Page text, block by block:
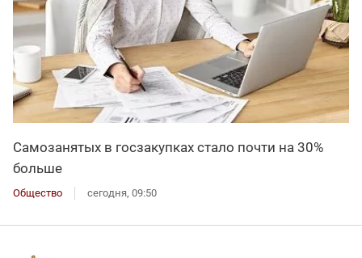
Самозанятых в госзакупках стало почти на 30%
больше
Общество сегодня, 09:50